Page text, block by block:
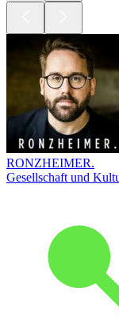
RONZHEIMER.
Gesellschaft und